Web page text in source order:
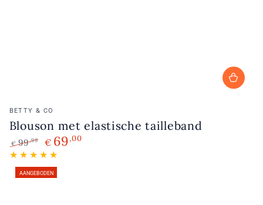
Verkoopster:
BETTY & CO
Blouson met elastische tailleband
Normale
prijs
€ 99,99
Verkoopprijs
€ 69,00
AANGEBODEN